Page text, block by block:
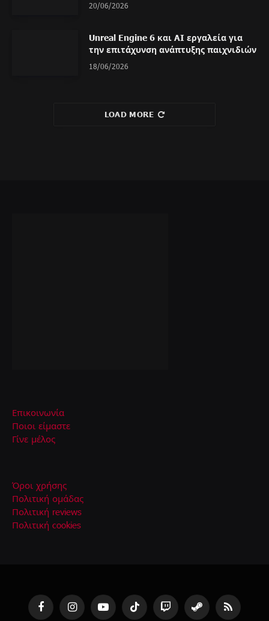
20/06/2026
Unreal Engine 6 και AI εργαλεία για
την επιτάχυνση ανάπτυξης παιχνιδιών
18/06/2026
LOAD MORE
Επικοινωνία
Ποιοι είμαστε
Γίνε μέλος
Όροι χρήσης
Πολιτική ομάδας
Πολιτική reviews
Πολιτική cookies
FacebookInstagramYouTubeTikTok Twitch Steam RSS